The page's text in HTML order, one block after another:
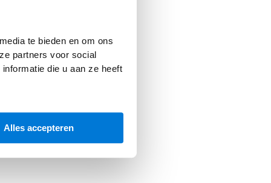
te bieden en om ons
partners voor social
die u aan ze heeft
Alles accepteren
for more information).